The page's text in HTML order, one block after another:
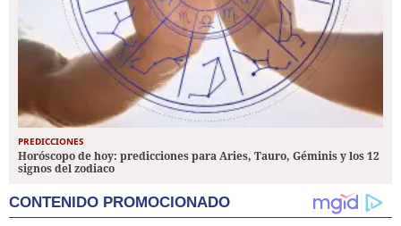
PREDICCIONES
Horóscopo de hoy: predicciones para Aries, Tauro, Géminis y los 12
signos del zodiaco
CONTENIDO PROMOCIONADO